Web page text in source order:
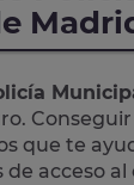
Conseguir
que te
acceso